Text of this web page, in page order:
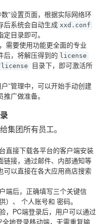
”设置页面，根据实际网络环
后系统会自动生成 xxd.conf
目录即可。
需要使用功能更全面的专业
后，将解压得到的 license
目录下，即可激活所
”管理中，可以开始手动创建
广做准备。
集团所有员工。
直接下载各平台的客户端安装
链接，通过邮件、内部通知等
可以直接在各大应用商店搜索
端后，正确填写三个关键信
）、 个人账号和 密码。
，PC端登录后，用户可以通过
地登录移动端，无需重复输